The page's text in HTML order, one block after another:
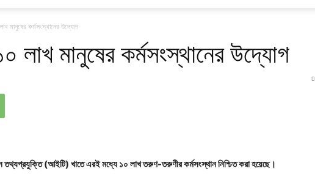
মানুষের কর্মসংস্থানের উদ্যোগ
লাখ মানুষের কর্মসংস্থানের উদ্যোগ
তথ্যপ্রযুক্তি (আইটি) খাতে এরই মধ্যে ১০ লাখ তরুণ-তরুণীর কর্মসংস্থান নিশ্চিত করা হয়েছে।